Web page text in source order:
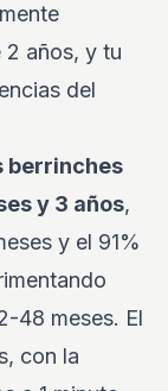
2 años, y tu
del
berrinches
y 3 años,
y el 91%
48 meses. El
con la